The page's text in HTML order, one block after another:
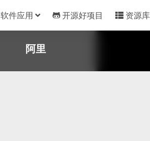
软件应用 开源好项目 资源库
阿里